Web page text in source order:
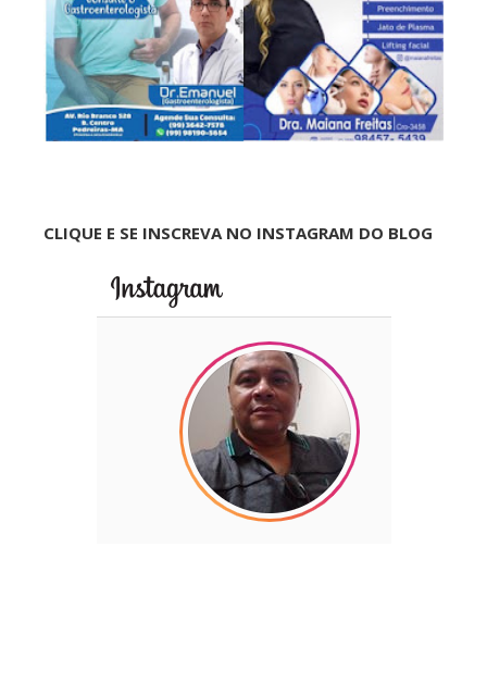
CLIQUE E SE INSCREVA NO INSTAGRAM DO BLOG